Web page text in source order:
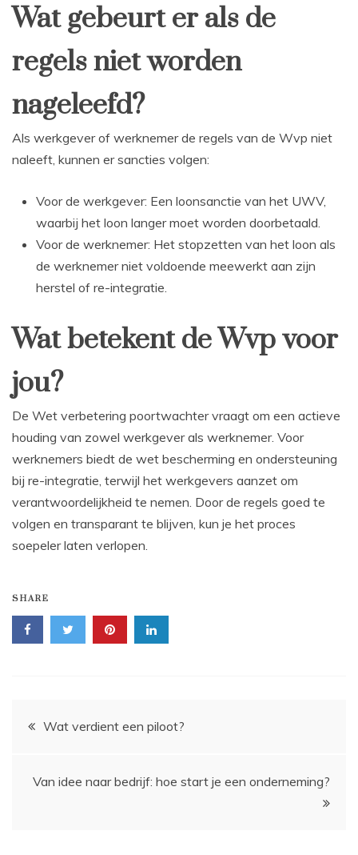
Wat gebeurt er als de
regels niet worden
nageleefd?
Als werkgever of werknemer de regels van de Wvp niet
naleeft, kunnen er sancties volgen:
Voor de werkgever: Een loonsanctie van het UWV,
waarbij het loon langer moet worden doorbetaald.
Voor de werknemer: Het stopzetten van het loon als
de werknemer niet voldoende meewerkt aan zijn
herstel of re-integratie.
Wat betekent de Wvp voor
jou?
De Wet verbetering poortwachter vraagt om een actieve
houding van zowel werkgever als werknemer. Voor
werknemers biedt de wet bescherming en ondersteuning
bij re-integratie, terwijl het werkgevers aanzet om
verantwoordelijkheid te nemen. Door de regels goed te
volgen en transparant te blijven, kun je het proces
soepeler laten verlopen.
SHARE
Bericht
Wat verdient een piloot?
Van idee naar bedrijf: hoe start je een onderneming?